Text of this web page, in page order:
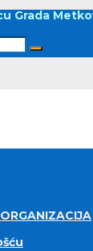
Grada